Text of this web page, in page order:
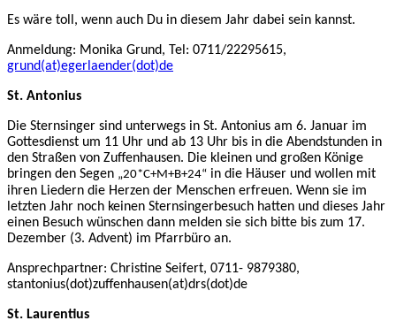
Es wäre toll, wenn auch Du in diesem Jahr dabei sein kannst.
Anmeldung: Monika Grund, Tel: 0711/22295615,
grund(at)egerlaender(dot)de
St. Antonius
Die Sternsinger sind unterwegs in St. Antonius am 6. Januar im
Gottesdienst um 11 Uhr und ab 13 Uhr bis in die Abendstunden in
den Straßen von Zuffenhausen. Die kleinen und großen Könige
bringen den Segen „20*C+M+B+24“ in die Häuser und wollen mit
ihren Liedern die Herzen der Menschen erfreuen. Wenn sie im
letzten Jahr noch keinen Sternsingerbesuch hatten und dieses Jahr
einen Besuch wünschen dann melden sie sich bitte bis zum 17.
Dezember (3. Advent) im Pfarrbüro an.
Ansprechpartner: Christine Seifert, 0711- 9879380,
stantonius(dot)zuffenhausen(at)drs(dot)de
St. Laurentius